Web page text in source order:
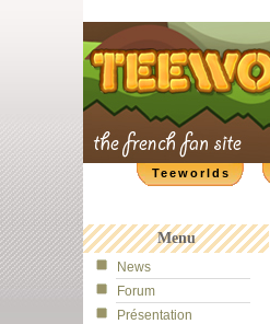
Teeworlds
Menu
News
Forum
Présentation